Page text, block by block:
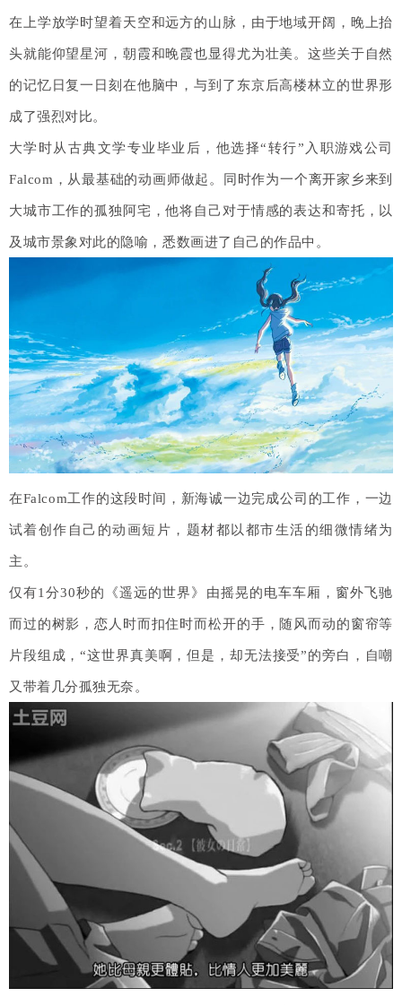
在上学放学时望着天空和远方的山脉，由于地域开阔，晚上抬
头就能仰望星河，朝霞和晚霞也显得尤为壮美。这些关于自然
的记忆日复一日刻在他脑中，与到了东京后高楼林立的世界形
成了强烈对比。
大学时从古典文学专业毕业后，他选择“转行”入职游戏公司
Falcom，从最基础的动画师做起。同时作为一个离开家乡来到
大城市工作的孤独阿宅，他将自己对于情感的表达和寄托，以
及城市景象对此的隐喻，悉数画进了自己的作品中。
在Falcom工作的这段时间，新海诚一边完成公司的工作，一边
试着创作自己的动画短片，题材都以都市生活的细微情绪为
主。
仅有1分30秒的《遥远的世界》由摇晃的电车车厢，窗外飞驰
而过的树影，恋人时而扣住时而松开的手，随风而动的窗帘等
片段组成，“这世界真美啊，但是，却无法接受”的旁白，自嘲
又带着几分孤独无奈。